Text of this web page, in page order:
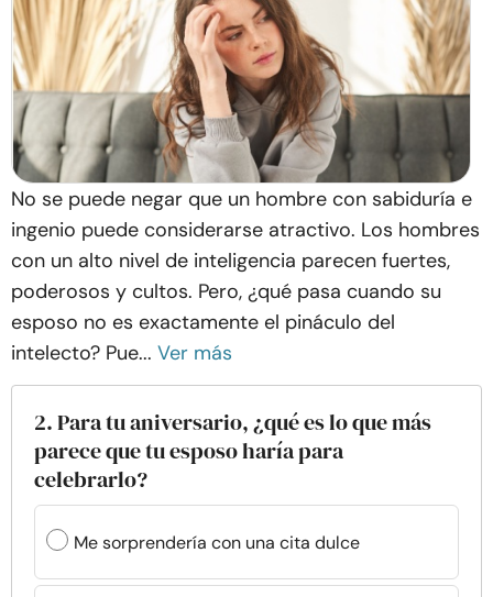
No se puede negar que un hombre con sabiduría e
ingenio puede considerarse atractivo. Los hombres
con un alto nivel de inteligencia parecen fuertes,
poderosos y cultos. Pero, ¿qué pasa cuando su
esposo no es exactamente el pináculo del
intelecto? Pue... Ver más
2. Para tu aniversario, ¿qué es lo que más
parece que tu esposo haría para
celebrarlo?
Me sorprendería con una cita dulce